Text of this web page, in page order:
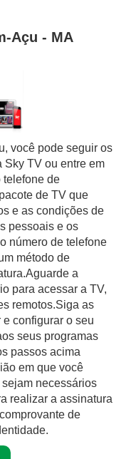
Açu - MA
você pode seguir os
Sky TV ou entre em
telefone de
de TV que
e as condições de
pessoais e os
número de telefone
método de
a
para acessar a TV,
remotos.Siga as
configurar o seu
seus programas
passos acima
em que você
necessários
realizar a assinatura
de